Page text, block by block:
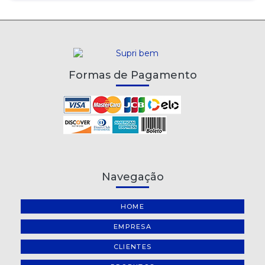
Formas de Pagamento
Navegação
HOME
EMPRESA
CLIENTES